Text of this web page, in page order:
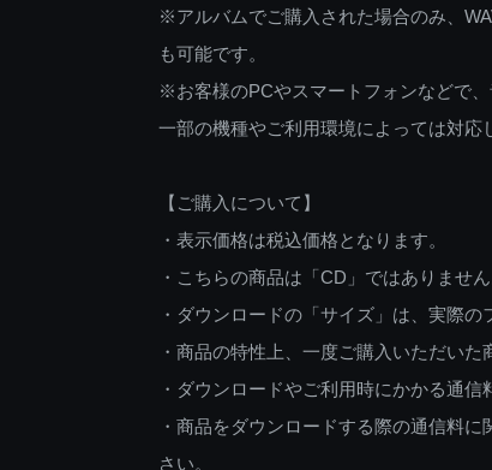
※アルバムでご購入された場合のみ、
も可能です。
※お客様のPCやスマートフォンなどで
一部の機種やご利用環境によっては対応
【ご購入について】
・表示価格は税込価格となります。
・こちらの商品は「CD」ではありませ
・ダウンロードの「サイズ」は、実際
・商品の特性上、一度ご購入いただい
・ダウンロードやご利用時にかかる通信
・商品をダウンロードする際の通信料
さい。